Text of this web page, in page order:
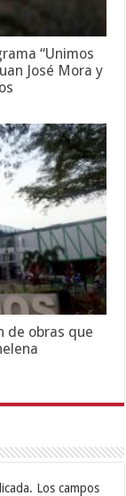
“Unimos
José Mora y
de obras que
Los campos